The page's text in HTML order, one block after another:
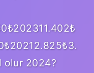
olur 2024?